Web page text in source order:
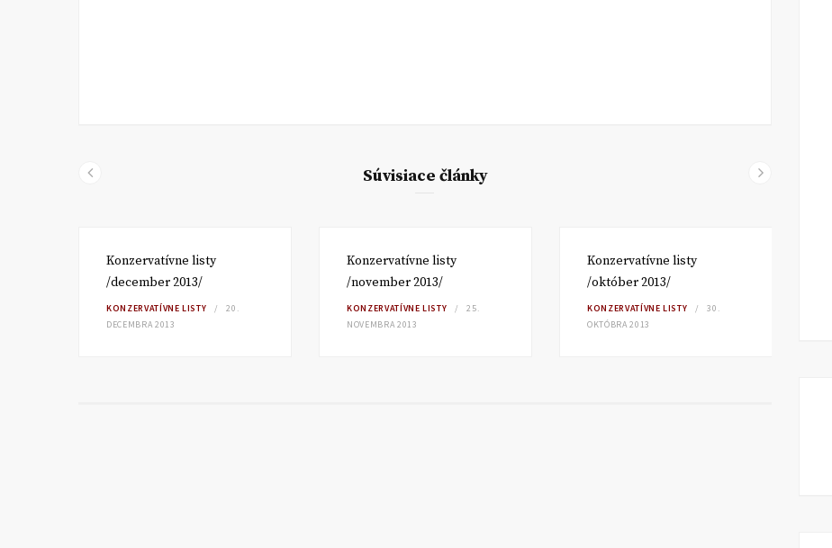
Súvisiace články
Konzervatívne listy
/december 2013/
KONZERVATÍVNE LISTY
20.
DECEMBRA 2013
Konzervatívne listy
/november 2013/
KONZERVATÍVNE LISTY
25.
NOVEMBRA 2013
Konzervatívne listy
/október 2013/
KONZERVATÍVNE LISTY
30.
OKTÓBRA 2013